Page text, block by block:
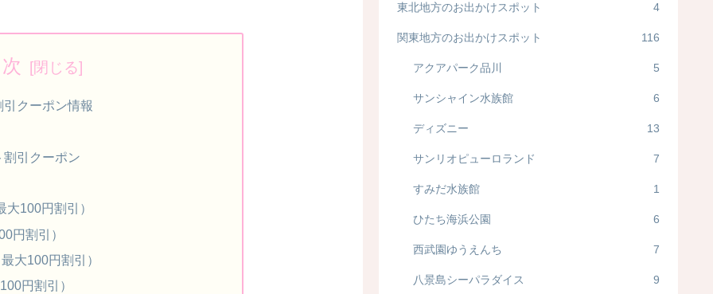
クーポン情報
引クーポン
100円割引）
円割引）
大100円割引）
円割引）
東北地方のお出かけスポット 4
関東地方のお出かけスポット 116
アクアパーク品川 5
サンシャイン水族館 6
ディズニー 13
サンリオピューロランド 7
すみだ水族館 1
ひたち海浜公園 6
西武園ゆうえんち 7
八景島シーパラダイス 9